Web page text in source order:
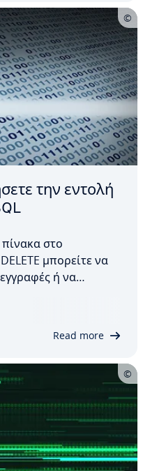
την εντολή
στο
μπορείτε να
ή να
Read more